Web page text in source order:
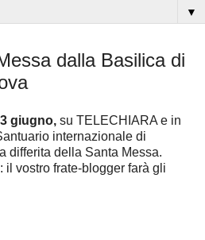
▼
dalla Basilica di
giugno, su TELECHIARA e in
internazionale di
differita della Santa Messa.
il vostro frate-blogger farà gli